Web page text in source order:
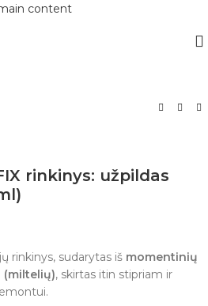
content
rinkinys: užpildas
rinkinys, sudarytas iš momentinių
(miltelių), skirtas itin stipriam ir